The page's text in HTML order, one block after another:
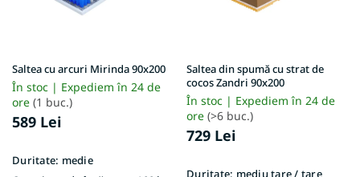
u
s
e
Saltea cu arcuri Mirinda 90x200
În stoc | Expediem în 24 de
ore (1 buc.)
589 Lei
Duritate: medie
Saltea din spumă cu strat de
cocos Zandri 90x200
În stoc | Expediem în 24 de
ore (>6 buc.)
729 Lei
Duritate: mediu tare / tare